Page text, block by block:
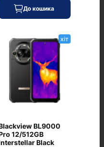
транспортних
екстрений
товар, станьте
До кошика
хіт
BL9000
12/512GB
Black